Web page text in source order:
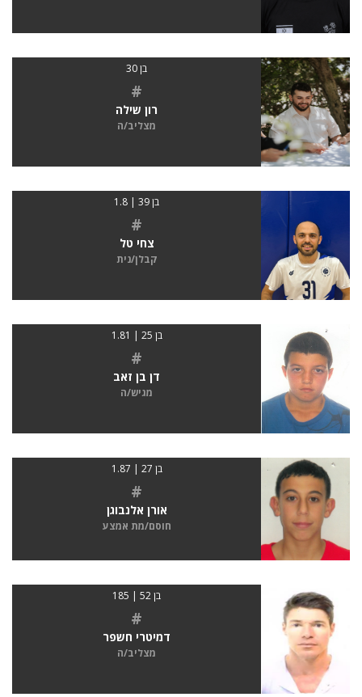
בן 30
#
רון שילה
מצליב/ה
בן 39 | 1.8
#
צחי טל
קבלן/נית
בן 25 | 1.81
#
דן בן זאב
מגיש/ה
בן 27 | 1.87
#
אורן אלנבוגן
חוסם/מת אמצע
בן 52 | 185
#
דמיטרי חשפר
מצליב/ה